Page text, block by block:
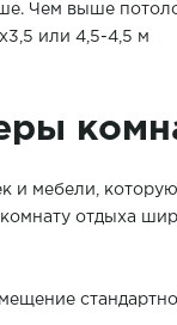
Чем выше
или 4,5-4,5 м
и мебели,
отдыха